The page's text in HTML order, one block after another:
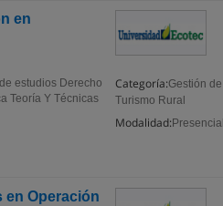
en
Categoría:Gestión de
Turismo Rural
Modalidad: Presencial
estudios Derecho
Teoría Y Técnicas
en Operación